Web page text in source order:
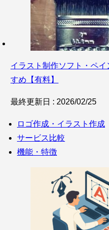
イラスト制作ソフト・ペ
すめ【有料】
最終更新日 : 2026/02/25
ロゴ作成・イラスト作成
サービス比較
機能・特徴